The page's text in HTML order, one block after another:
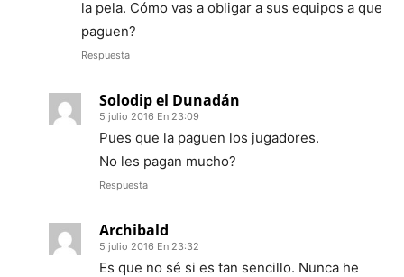
la pela. Cómo vas a obligar a sus equipos a que
paguen?
Respuesta
Solodip el Dunadán
5 julio 2016 En 23:09
Pues que la paguen los jugadores.
No les pagan mucho?
Respuesta
Archibald
5 julio 2016 En 23:32
Es que no sé si es tan sencillo. Nunca he